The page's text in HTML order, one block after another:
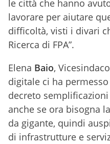
le città che hanno
lavorare per aiutare
difficoltà, visti i divari
Ricerca di FPA”.
Elena Baio,
digitale ci ha
decreto
anche se ora bisogna
da gigante, quindi
di infrastrutture e